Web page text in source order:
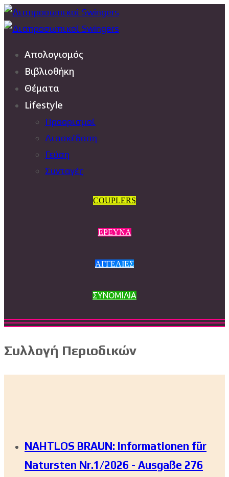
Απολογισμός
Βιβλιοθήκη
Θέματα
Lifestyle
Προορισμοί
Διασκέδαση
Γεύση
Συνταγές
COUPLERS
ΕΡΕΥΝΑ
ΑΓΓΕΛΙΕΣ
ΣΥΝΟΜΙΛΙΑ
Συλλογή Περιοδικών
NAHTLOS BRAUN: Informationen für
Natursten Nr.1/2026 - Ausgaße 276